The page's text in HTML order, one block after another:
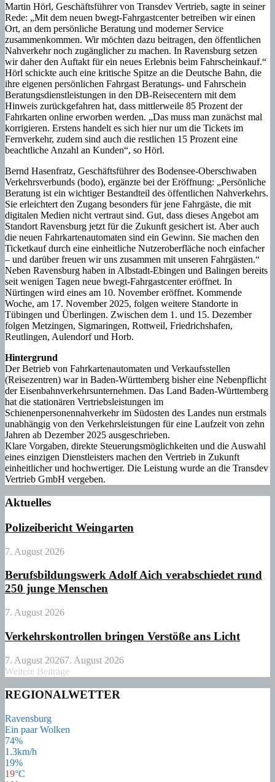
Martin Hörl, Geschäftsführer von Transdev Vertrieb, sagte in seiner
Rede: „Mit dem neuen bwegt-Fahrgastcenter betreiben wir einen
Ort, an dem persönliche Beratung und moderner Service
zusammenkommen. Wir möchten dazu beitragen, den öffentlichen
Nahverkehr noch zugänglicher zu machen. In Ravensburg setzen
wir daher den Auftakt für ein neues Erlebnis beim Fahrscheinkauf.“
Hörl schickte auch eine kritische Spitze an die Deutsche Bahn, die
ihre eigenen persönlichen Fahrgast Beratungs- und Fahrschein
Beratungsdienstleistungen in den DB-Reisecentern mit dem
Hinweis zurückgefahren hat, dass mittlerweile 85 Prozent der
Fahrkarten online erworben werden. „Das muss man zunächst mal
korrigieren. Erstens handelt es sich hier nur um die Tickets im
Fernverkehr, zudem sind auch die restlichen 15 Prozent eine
beachtliche Anzahl an Kunden“, so Hörl.
Bernd Hasenfratz, Geschäftsführer des Bodensee-Oberschwaben
Verkehrsverbunds (bodo), ergänzte bei der Eröffnung: „Persönliche
Beratung ist ein wichtiger Bestandteil des öffentlichen Nahverkehrs.
Sie erleichtert den Zugang besonders für jene Fahrgäste, die mit
digitalen Medien nicht vertraut sind. Gut, dass dieses Angebot am
Standort Ravensburg jetzt für die Zukunft gesichert ist. Aber auch
die neuen Fahrkartenautomaten sind ein Gewinn. Sie machen den
Ticketkauf durch eine einheitliche Nutzeroberfläche noch einfacher
– und darüber freuen wir uns zusammen mit unseren Fahrgästen.“
Neben Ravensburg haben in Albstadt-Ebingen und Balingen bereits
seit wenigen Tagen neue bwegt-Fahrgastcenter eröffnet. In
Nürtingen wird eines am 10. November eröffnet. Kommende
Woche, am 17. November 2025, folgen weitere Standorte in
Tübingen und Überlingen. Zwischen dem 1. und 15. Dezember
folgen Metzingen, Sigmaringen, Rottweil, Friedrichshafen,
Reutlingen, Aulendorf und Horb.
Hintergrund
Der Betrieb von Fahrkartenautomaten und Verkaufsstellen
(Reisezentren) war in Baden-Württemberg bisher eine Nebenpflicht
der Eisenbahnverkehrsunternehmen. Das Land Baden-Württemberg
hat die stationären Vertriebsleistungen im
Schienenpersonennahverkehr im Südosten des Landes nun erstmals
unabhängig von den Verkehrsleistungen für eine Laufzeit von zehn
Jahren ab Dezember 2025 ausgeschrieben.
Klare Vorgaben, direkte Steuerungsmöglichkeiten und die Auswahl
eines einzigen Dienstleisters machen den Vertrieb in Zukunft
einheitlicher und hochwertiger. Die Leistung wurde an die Transdev
Vertrieb GmbH vergeben.
Aktuelles
Polizeibericht Weingarten
7. August 2026
Berufsbildungswerk Adolf Aich verabschiedet rund
250 junge Menschen
7. August 2026
Verkehrskontrollen bringen Verstöße ans Licht
7. August 20267. August 2026
Weitere Beiträge
REGIONALWETTER
Ravensburg
Ein paar Wolken
74%
1.3km/h
19%
19°C